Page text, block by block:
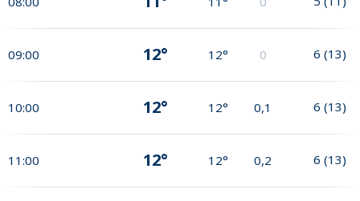
09:00 12° 12° 0 6 (13)
10:00 12° 12° 0,1 6 (13)
11:00 12° 12° 0,2 6 (13)